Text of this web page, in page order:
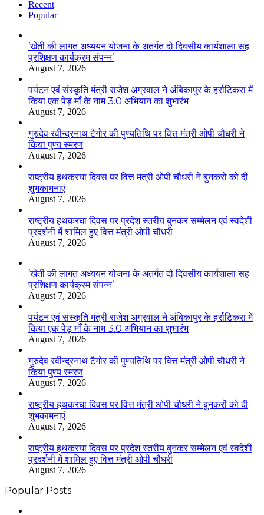
Recent
Popular
’खेती की लागत अध्ययन योजना के अतर्गत दो दिवसीय कार्यशाला सह
प्रशिक्षण कार्यक्रम संपन्न’
August 7, 2026
पर्यटन एवं संस्कृति मंत्री राजेश अग्रवाल ने अंबिकापुर के हर्राटिकरा में
किया एक पेड़ माँ के नाम 3.0 अभियान का शुभारंभ
August 7, 2026
गुरुदेव रवीन्द्रनाथ टैगोर की पुण्यतिथि पर वित्त मंत्री ओपी चौधरी ने
किया पुण्य स्मरण
August 7, 2026
राष्ट्रीय हथकरघा दिवस पर वित्त मंत्री ओपी चौधरी ने बुनकरों को दी
शुभकामनाएं
August 7, 2026
राष्ट्रीय हथकरघा दिवस पर प्रदेश स्तरीय बुनकर सम्मेलन एवं स्वदेशी
प्रदर्शनी में शामिल हुए वित्त मंत्री ओपी चौधरी
August 7, 2026
’खेती की लागत अध्ययन योजना के अतर्गत दो दिवसीय कार्यशाला सह
प्रशिक्षण कार्यक्रम संपन्न’
August 7, 2026
पर्यटन एवं संस्कृति मंत्री राजेश अग्रवाल ने अंबिकापुर के हर्राटिकरा में
किया एक पेड़ माँ के नाम 3.0 अभियान का शुभारंभ
August 7, 2026
गुरुदेव रवीन्द्रनाथ टैगोर की पुण्यतिथि पर वित्त मंत्री ओपी चौधरी ने
किया पुण्य स्मरण
August 7, 2026
राष्ट्रीय हथकरघा दिवस पर वित्त मंत्री ओपी चौधरी ने बुनकरों को दी
शुभकामनाएं
August 7, 2026
राष्ट्रीय हथकरघा दिवस पर प्रदेश स्तरीय बुनकर सम्मेलन एवं स्वदेशी
प्रदर्शनी में शामिल हुए वित्त मंत्री ओपी चौधरी
August 7, 2026
Popular Posts